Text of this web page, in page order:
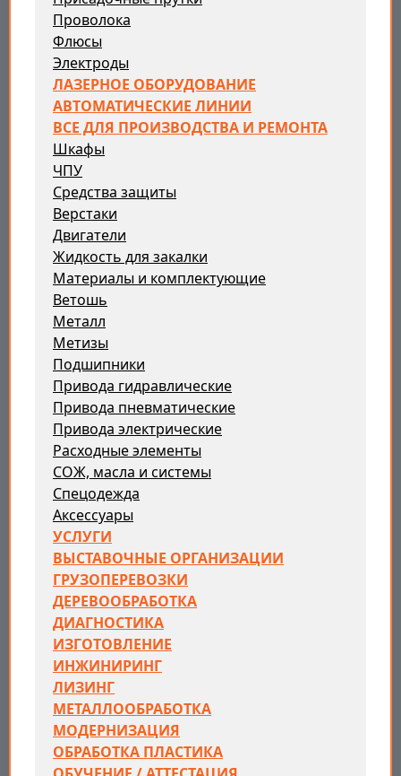
Проволока
Флюсы
Электроды
ЛАЗЕРНОЕ ОБОРУДОВАНИЕ
АВТОМАТИЧЕСКИЕ ЛИНИИ
ВСЕ ДЛЯ ПРОИЗВОДСТВА И РЕМОНТА
Шкафы
ЧПУ
Средства защиты
Верстаки
Двигатели
Жидкость для закалки
Материалы и комплектующие
Ветошь
Металл
Метизы
Подшипники
Привода гидравлические
Привода пневматические
Привода электрические
Расходные элементы
СОЖ, масла и системы
Спецодежда
Аксессуары
УСЛУГИ
ВЫСТАВОЧНЫЕ ОРГАНИЗАЦИИ
ГРУЗОПЕРЕВОЗКИ
ДЕРЕВООБРАБОТКА
ДИАГНОСТИКА
ИЗГОТОВЛЕНИЕ
ИНЖИНИРИНГ
ЛИЗИНГ
МЕТАЛЛООБРАБОТКА
МОДЕРНИЗАЦИЯ
ОБРАБОТКА ПЛАСТИКА